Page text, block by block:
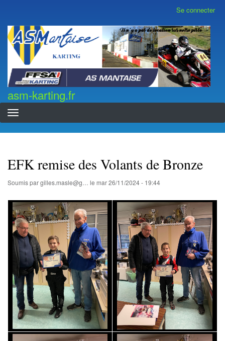
contenu
principal
compte
de
l'utilisateur
Se connecter
asm-karting.fr
asm-karting.fr
EFK remise des Volants de Bronze
Soumis pargilles.masle@g… le mar 26/11/2024 - 19:44